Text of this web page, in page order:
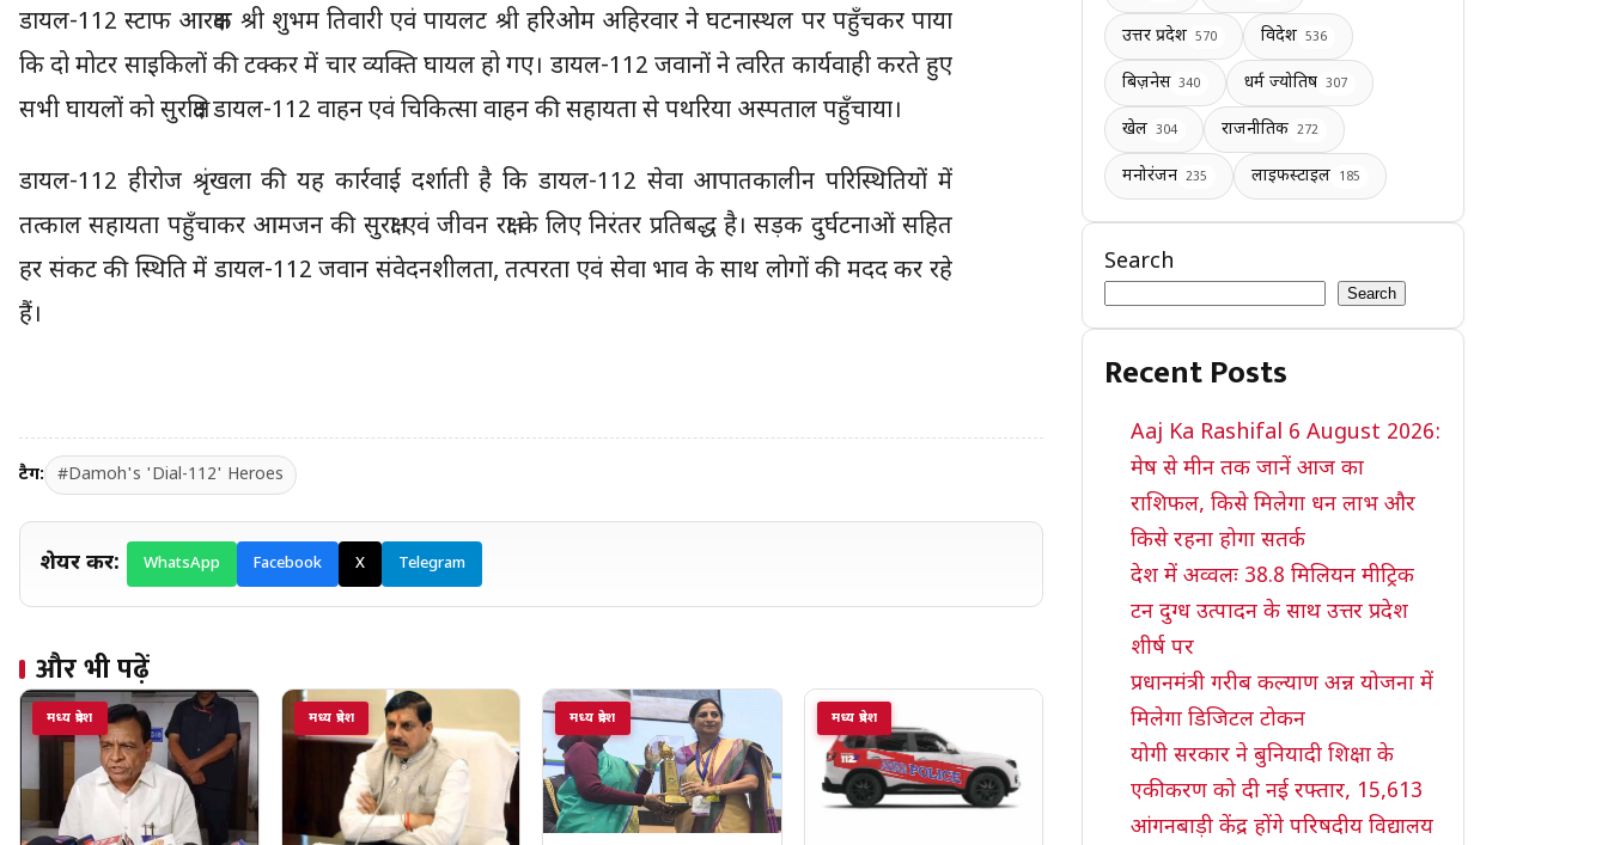
डायल-112 स्टाफ आरक्षक श्री शुभम तिवारी एवं पायलट श्री हरिओम अहिरवार ने घटनास्थल पर पहुँचकर पाया
कि दो मोटर साइकिलों की टक्कर में चार व्यक्ति घायल हो गए। डायल-112 जवानों ने त्वरित कार्यवाही करते हुए
सभी घायलों को सुरक्षित डायल-112 वाहन एवं चिकित्सा वाहन की सहायता से पथरिया अस्पताल पहुँचाया।
डायल-112 हीरोज श्रृंखला की यह कार्रवाई दर्शाती है कि डायल-112 सेवा आपातकालीन परिस्थितियों में
तत्काल सहायता पहुँचाकर आमजन की सुरक्षा एवं जीवन रक्षा के लिए निरंतर प्रतिबद्ध है। सड़क दुर्घटनाओं सहित
हर संकट की स्थिति में डायल-112 जवान संवेदनशीलता, तत्परता एवं सेवा भाव के साथ लोगों की मदद कर रहे
हैं।
टैग: #Damoh's 'Dial-112' Heroes
शेयर करें: WhatsApp Facebook X Telegram
और भी पढ़ें
मध्य प्रदेश मध्य प्रदेश मध्य प्रदेश मध्य प्रदेश
उत्तर प्रदेश 570 विदेश 536
बिज़नेस 340 धर्म ज्योतिष 307
खेल 304 राजनीतिक 272
मनोरंजन 235 लाइफस्टाइल 185
Search
Search
Recent Posts
Aaj Ka Rashifal 6 August 2026:
मेष से मीन तक जानें आज का
राशिफल, किसे मिलेगा धन लाभ और
किसे रहना होगा सतर्क
देश में अव्वलः 38.8 मिलियन मीट्रिक
टन दुग्ध उत्पादन के साथ उत्तर प्रदेश
शीर्ष पर
प्रधानमंत्री गरीब कल्याण अन्न योजना में
मिलेगा डिजिटल टोकन
योगी सरकार ने बुनियादी शिक्षा के
एकीकरण को दी नई रफ्तार, 15,613
आंगनबाड़ी केंद्र होंगे परिषदीय विद्यालय